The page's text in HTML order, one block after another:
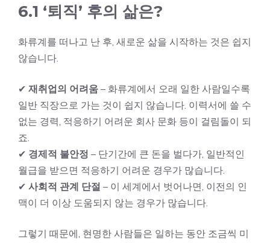
6.1 ‘퇴직’ 후의 삶은?
화류계를 떠나고 난 후, 새로운 삶을 시작하는 것은 쉽지
않습니다.
✔ 재취업의 어려움 – 화류계에서 오래 일한 사람일수록
일반 직장으로 가는 것이 쉽지 않습니다. 이력서에 쓸 수
없는 경력, 적응하기 어려운 회사 문화 등이 걸림돌이 되
죠.
✔ 경제적 불안정 – 단기간에 큰 돈을 벌다가, 일반적인
월급을 받으면 적응하기 어려운 경우가 많습니다.
✔ 사회적 관계 단절 – 이 세계에서 벗어나면, 이전의 인
맥이 더 이상 도움되지 않는 경우가 많습니다.
그렇기 때문에, 현명한 사람들은 일하는 동안 조금씩 미